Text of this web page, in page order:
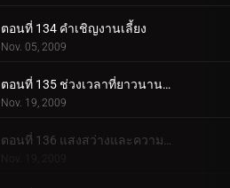
ตอนที่ 134 คำเชิญงานเลี้ยง
Nov. 05, 2009
ตอนที่ 135 ช่วงเวลาที่ยาวนานที่สุด
Nov. 19, 2009
Nov. 19, 2009